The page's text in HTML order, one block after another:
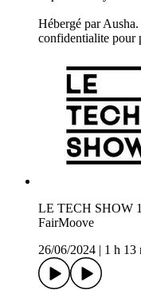
Hébergé par
confidentialite pour
LE TECH SHOW
FairMoove
26/06/2024
1 h 13